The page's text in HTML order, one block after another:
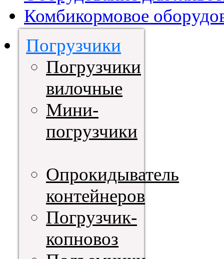
Комбикормовое
Погрузчики
Погрузчики
вилочные
Мини-
погрузчики
Опрокидыватель
контейнеров
Погрузчик-
копновоз